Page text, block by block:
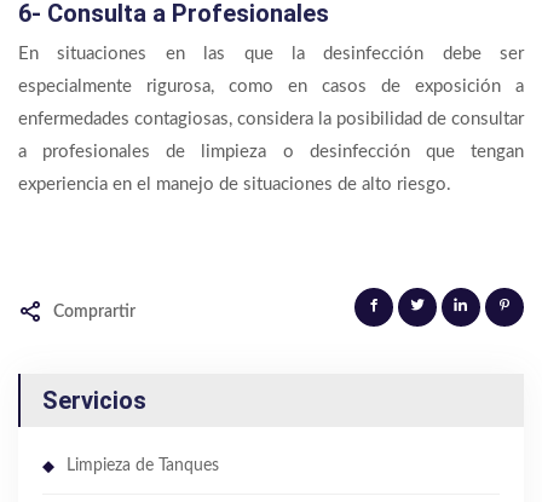
6- Consulta a Profesionales
En situaciones en las que la desinfección debe ser
especialmente rigurosa, como en casos de exposición a
enfermedades contagiosas, considera la posibilidad de consultar
a profesionales de limpieza o desinfección que tengan
experiencia en el manejo de situaciones de alto riesgo.
Comprartir
Servicios
Limpieza de Tanques